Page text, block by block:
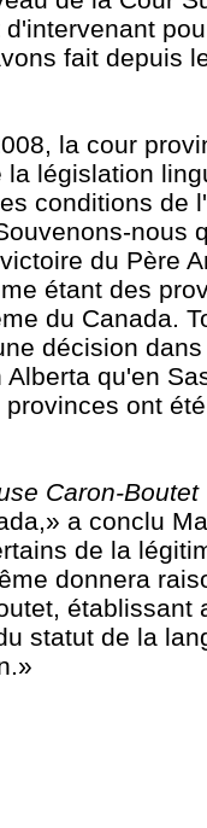
fait depuis
la cour
législation
conditions de
nous
du Père
étant des
du Canada.
décision
qu'en
ont
Caron-Boutet
a conclu
de la
donnera
établissant
statut de la